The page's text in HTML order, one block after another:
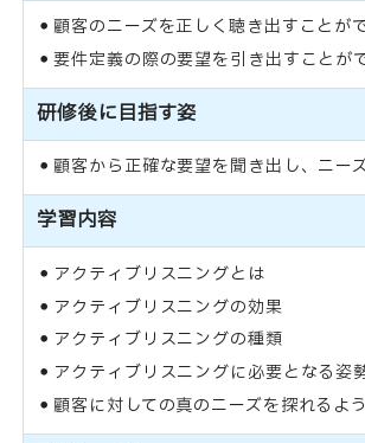
顧客のニーズを正しく聴き出すことが
要件定義の際の要望を引き出すことが
研修後に目指す姿
顧客から正確な要望を聞き出し、ニー
学習内容
アクティブリスニングとは
アクティブリスニングの効果
アクティブリスニングの種類
アクティブリスニングに必要となる姿
顧客に対しての真のニーズを探れるよ